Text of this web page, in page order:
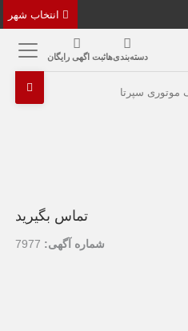
دسته‌بندی‌هاثبت اگهی رایگان
موتوری سپرتا
تماس بگیرید
شماره آگهی: 7977